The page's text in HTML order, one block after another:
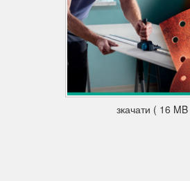
зкачати ( 16